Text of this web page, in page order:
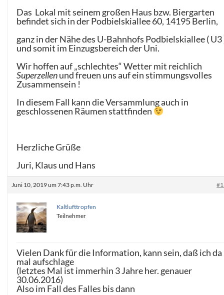
Das Lokal mit seinem großen Haus bzw. Biergarten
befindet sich in der Podbielskiallee 60, 14195 Berlin,
ganz in der Nähe des U-Bahnhofs Podbielskiallee ( U3
und somit im Einzugsbereich der Uni.
Wir hoffen auf „schlechtes“ Wetter mit reichlich
Superzellenund freuen uns auf ein stimmungsvolles
Zusammensein !
In diesem Fall kann die Versammlung auch in
geschlossenen Räumen stattfinden
Herzliche Grüße
Juri, Klaus und Hans
Juni 10, 2019 um 7:43 p.m. Uhr
Kaltlufttropfen
Teilnehmer
Vielen Dank für die Information, kann sein, daß ich da
mal aufschlage
(letztes Mal ist immerhin 3 Jahre her. genauer
30.06.2016)
Also im Fall des Falles bis dann